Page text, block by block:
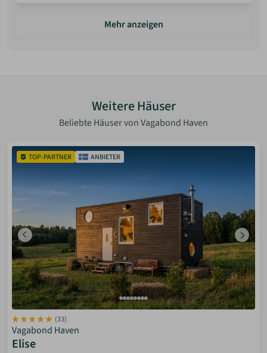
Mehr anzeigen
Weitere Häuser
Beliebte Häuser von Vagabond Haven
TOP-PARTNER ANBIETER
(33)
Vagabond Haven
Elise